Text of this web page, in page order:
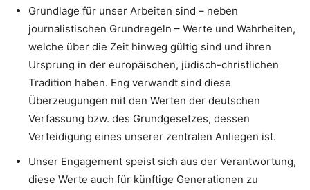
Grundlage für unser Arbeiten sind – neben
journalistischen Grundregeln – Werte und Wahrheiten,
welche über die Zeit hinweg gültig sind und ihren
Ursprung in der europäischen, jüdisch-christlichen
Tradition haben. Eng verwandt sind diese
Überzeugungen mit den Werten der deutschen
Verfassung bzw. des Grundgesetzes, dessen
Verteidigung eines unserer zentralen Anliegen ist.
Unser Engagement speist sich aus der Verantwortung,
diese Werte auch für künftige Generationen zu